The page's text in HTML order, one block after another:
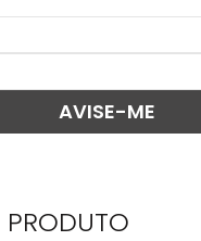
PRODUTO